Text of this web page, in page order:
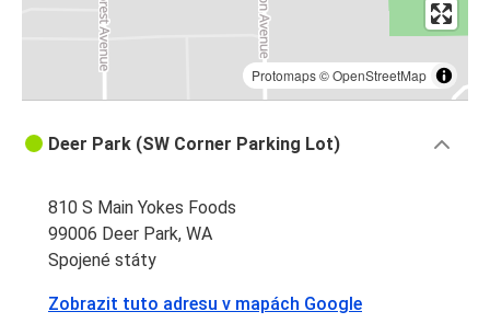
Protomaps©OpenStreetMap
Deer Park (SW Corner Parking Lot)
810 S Main Yokes Foods
99006 Deer Park, WA
Spojené státy
Zobrazit tuto adresu v mapách Google